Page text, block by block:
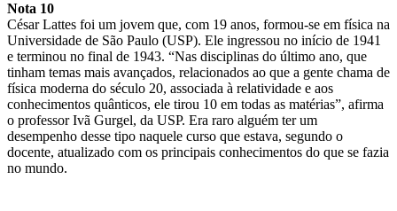
Nota 10
César Lattes foi um jovem que, com 19 anos, formou-se em física na
Universidade de São Paulo (USP). Ele ingressou no início de 1941
e terminou no final de 1943. “Nas disciplinas do último ano, que
tinham temas mais avançados, relacionados ao que a gente chama de
física moderna do século 20, associada à relatividade e aos
conhecimentos quânticos, ele tirou 10 em todas as matérias”, afirma
o professor Ivã Gurgel, da USP. Era raro alguém ter um
desempenho desse tipo naquele curso que estava, segundo o
docente, atualizado com os principais conhecimentos do que se fazia
no mundo.